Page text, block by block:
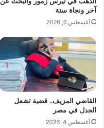
آخر ونجاة ستة
أغسطس 6, 2026
القاضي المزيف.. قضية تشعل
الجدل في مصر
أغسطس 4, 2026